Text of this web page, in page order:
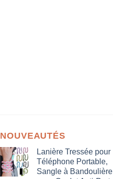
NOUVEAUTÉS
Lanière Tressée pour
Téléphone Portable,
Sangle à Bandoulière